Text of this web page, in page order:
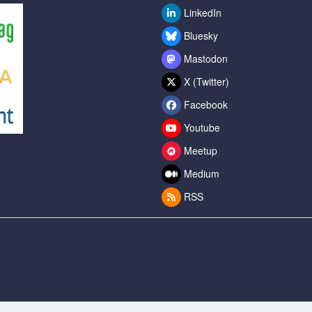
LinkedIn
Bluesky
Mastodon
X (Twitter)
Facebook
Youtube
Meetup
Medium
RSS